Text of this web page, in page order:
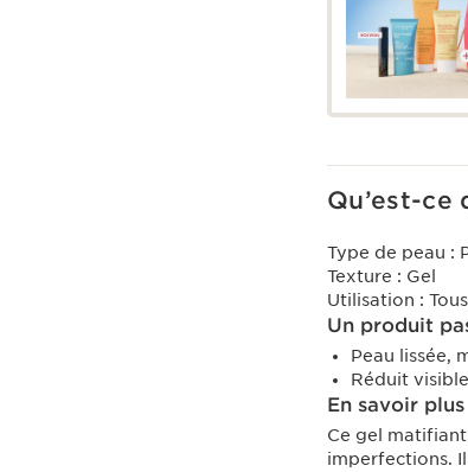
Qu’est-ce
Type de peau :
Texture : Gel
Utilisation :
Un produit
Peau lissée,
Réduit
En savoir plus
Ce gel
imperfections.